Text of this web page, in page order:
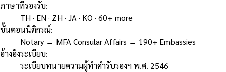
ภาษาที่รองรับ:
TH · EN · ZH · JA · KO · 60+ more
ขั้นตอนนิติกรณ์:
Notary → MFA Consular Affairs → 190+ Embassies
อ้างอิงระเบียบ:
ระเบียบทนายความผู้ทำคำรับรองฯ พ.ศ. 2546